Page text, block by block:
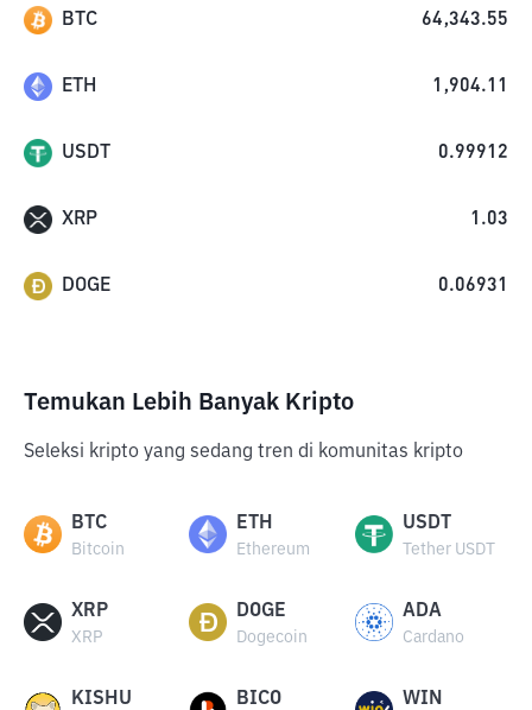
BTC 64,343.55
ETH 1,904.11
USDT 0.99912
XRP 1.03
DOGE 0.06931
Temukan Lebih Banyak Kripto
Seleksi kripto yang sedang tren di komunitas kripto
BTC
Bitcoin
ETH
Ethereum
USDT
Tether USDT
XRP
XRP
DOGE
Dogecoin
ADA
Cardano
KISHU BICO WIN